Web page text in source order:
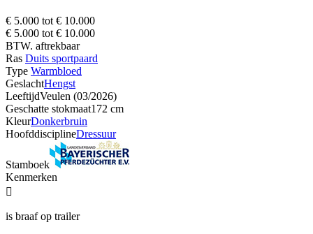
€ 5.000 tot € 10.000
€ 5.000 tot € 10.000
BTW. aftrekbaar
Ras Duits sportpaard
Type Warmbloed
GeslachtHengst
LeeftijdVeulen (03/2026)
Geschatte stokmaat172 cm
KleurDonkerbruin
HoofddisciplineDressuur
Stamboek
Kenmerken

is braaf op trailer